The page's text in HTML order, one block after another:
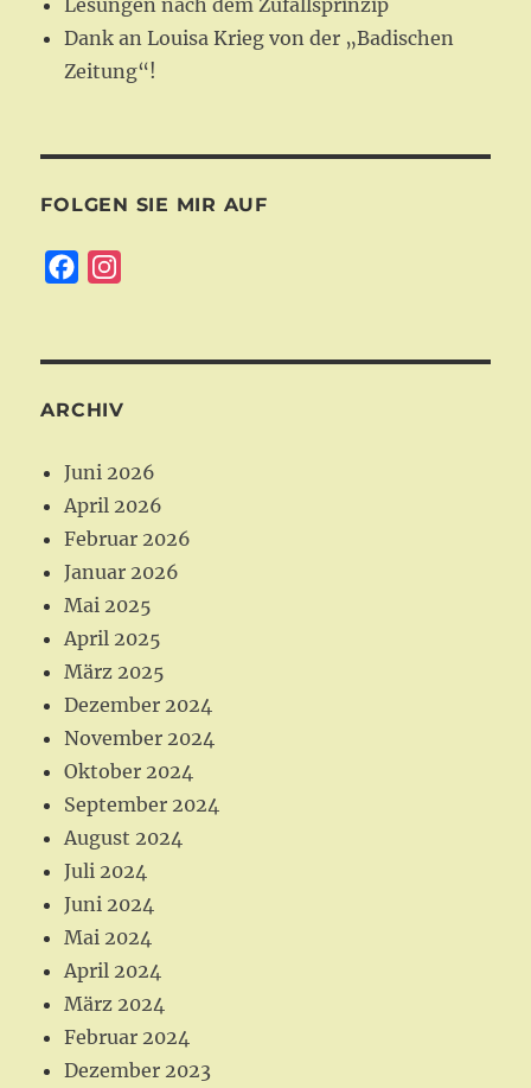
Lesungen nach dem Zufallsprinzip
Dank an Louisa Krieg von der „Badischen
Zeitung“!
FOLGEN SIE MIR AUF
e
b
o
k
t
a
r
a
m
ARCHIV
Juni 2026
April 2026
Februar 2026
Januar 2026
Mai 2025
April 2025
März 2025
Dezember 2024
November 2024
Oktober 2024
September 2024
August 2024
Juli 2024
Juni 2024
Mai 2024
April 2024
März 2024
Februar 2024
Dezember 2023